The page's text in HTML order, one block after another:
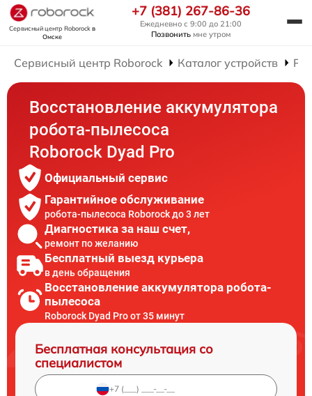
Сервисный центр Roborockв
Омске
+7 (381) 267-86-36
Ежедневно с 9:00 до 21:00
Позвонить мне утром
Сервисный центр Roborock Каталог устройств
Восстановление аккумулятора
робота-пылесоса
Roborock Dyad Pro
Официальный сервис
Гарантийное обслуживание
робота-пылесоса Roborock до 3 лет
Диагностика за наш счет,
ремонт по желанию
Бесплатный выезд курьера
в день обращения
Восстановление аккумулятора робота-
пылесоса
Roborock Dyad Pro от 35 минут
Бесплатная консультация со
специалистом